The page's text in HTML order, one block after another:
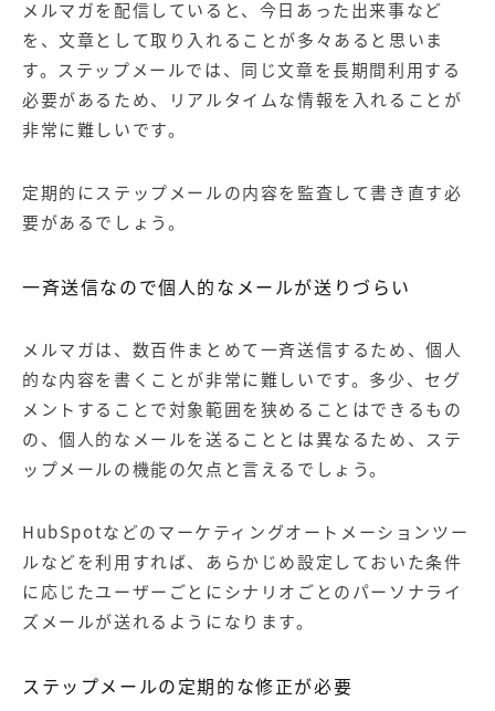
メルマガを配信していると、今日あった出来事など
を、文章として取り入れることが多々あると思いま
す。ステップメールでは、同じ文章を長期間利用する
必要があるため、リアルタイムな情報を入れることが
非常に難しいです。
定期的にステップメールの内容を監査して書き直す必
要があるでしょう。
一斉送信なので個人的なメールが送りづらい
メルマガは、数百件まとめて一斉送信するため、個人
的な内容を書くことが非常に難しいです。多少、セグ
メントすることで対象範囲を狭めることはできるもの
の、個人的なメールを送ることとは異なるため、ステ
ップメールの機能の欠点と言えるでしょう。
HubSpotなどのマーケティングオートメーションツー
ルなどを利用すれば、あらかじめ設定しておいた条件
に応じたユーザーごとにシナリオごとのパーソナライ
ズ メールが送れるようになります。
ステップメールの定期的な修正が必要